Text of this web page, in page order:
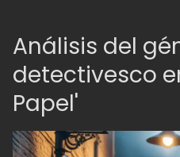
Análisis del
detectivesco
Papel'